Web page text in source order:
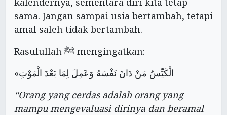
sama. Jangan sampai usia bertambah, tetapi
amal saleh tidak bertambah.
Rasulullah ﷺ mengingatkan:
«الْكَيِّسُ مَنْ دَانَ نَفْسَهُ وَعَمِلَ لِمَا بَعْدَ الْمَوْتِ
“Orang yang cerdas adalah orang yang
mampu mengevaluasi dirinya dan beramal